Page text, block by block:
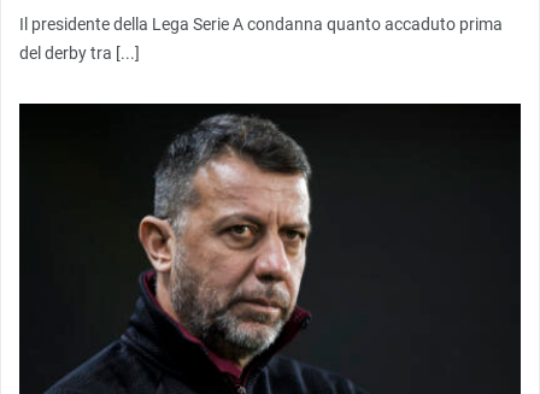
Il presidente della Lega Serie A condanna quanto accaduto prima
del derby tra [...]